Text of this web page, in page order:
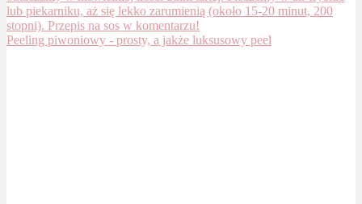
Peeling piwoniowy - prosty, a jakże luksusowy peel